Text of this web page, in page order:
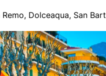
Dolceaqua, San